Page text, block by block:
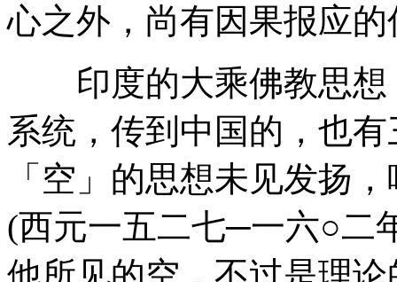
心之外，尚有因果报应
印度的大乘佛教思想
系统，传到中国的，也
「空」的思想未见发扬
(西元一五二七─一六○二
他所见的空，不过是理